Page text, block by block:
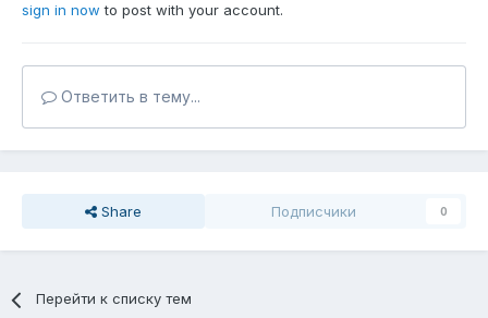
sign in now to post with your account.
Ответить в тему...
Share Подписчики 0
Перейти к списку тем